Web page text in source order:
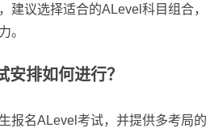
建议选择适合的ALevel科目组合，
。
排如何进行？
报名ALevel考试，并提供多考局的